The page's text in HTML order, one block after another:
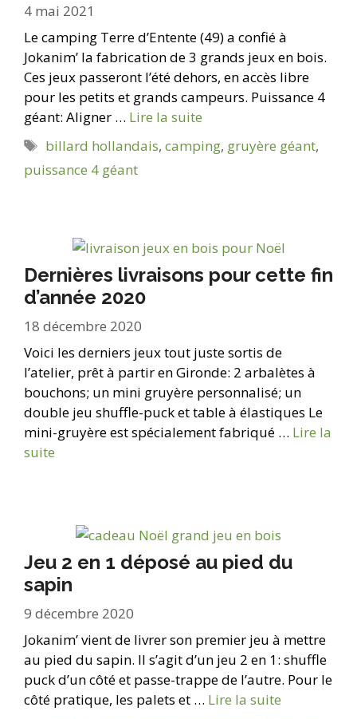
4 mai 2021
Le camping Terre d’Entente (49) a confié à
Jokanim’ la fabrication de 3 grands jeux en bois.
Ces jeux passeront l’été dehors, en accès libre
pour les petits et grands campeurs. Puissance 4
géant: Aligner … Lire la suite
Étiquettes
billard hollandais,camping, gruyère géant,
puissance 4 géant
Dernières livraisons pour cette fin
d’année 2020
18 décembre 2020
Voici les derniers jeux tout juste sortis de
l’atelier, prêt à partir en Gironde: 2 arbalètes à
bouchons; un mini gruyère personnalisé; un
double jeu shuffle-puck et table à élastiques Le
mini-gruyère est spécialement fabriqué … Lire la
suite
Jeu 2 en 1 déposé au pied du
sapin
9 décembre 2020
Jokanim’ vient de livrer son premier jeu à mettre
au pied du sapin. Il s’agit d’un jeu 2 en 1: shuffle
puck d’un côté et passe-trappe de l’autre. Pour le
côté pratique, les palets et … Lire la suite